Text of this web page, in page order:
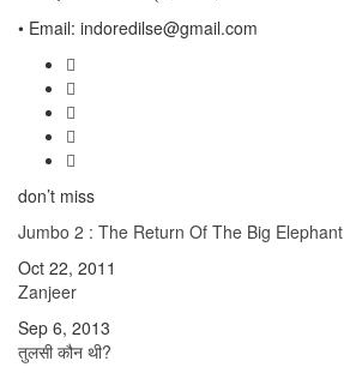
• Email: indoredilse@gmail.com
don’t miss
Jumbo 2 : The Return Of The Big Elephant
Oct 22, 2011
Zanjeer
Sep 6, 2013
तुलसी कौन थी?